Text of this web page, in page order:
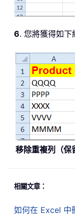
6. 您將獲得如下
移除重複列（保
相關文章：
如何在 Excel 中